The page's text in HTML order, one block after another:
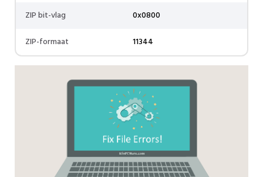
ZIP bit-vlag
0x0800
ZIP-formaat
11344